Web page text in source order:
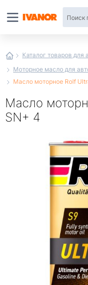
Каталог товаров для
Моторное масло для
Масло моторное Rolf
Масло
SN+ 4